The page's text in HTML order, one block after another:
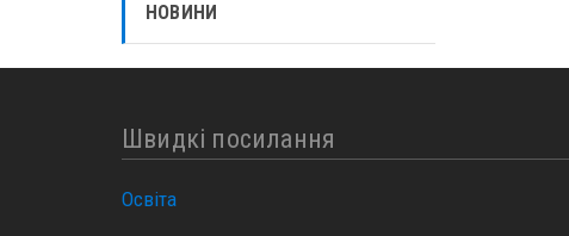
НОВИНИ
Швидкі посилання
Освіта